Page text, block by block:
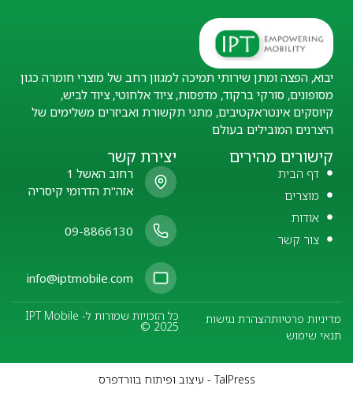
יבוא, הפצה ומתן שירותי תמיכה למגוון רחב של מוצרי חומרה כגון
מסופונים, סורקי ברקוד, מדפסות, ציוד אלחוטי, ציוד לביש,
קיוסקים אינטראקטיבים, מתגי תקשורת ואביזרים משלימים של
היצרנים המובילים בעולם
קישורים מהירים
דף הבית
מוצרים
אודות
צור קשר
יצירת קשר
רחוב האשל 1
אזה"ת הדרומי קיסריה
09-8866130
info@iptmobile.com
מדיניות פרטיותהצהרת נגישות
תנאי שימוש
כל הזכויות שמורות ל- IPT Mobile
© 2025
TalPress - עיצוב ופיתוח בוורדפרס